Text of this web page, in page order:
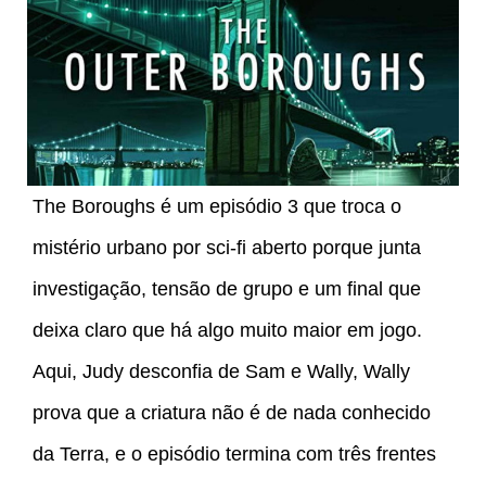
The Boroughs é um episódio 3 que troca o
mistério urbano por sci-fi aberto porque junta
investigação, tensão de grupo e um final que
deixa claro que há algo muito maior em jogo.
Aqui, Judy desconfia de Sam e Wally, Wally
prova que a criatura não é de nada conhecido
da Terra, e o episódio termina com três frentes